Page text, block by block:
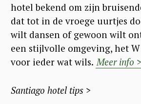
hotel bekend om zijn
dat tot in de vroege uurtjes
wilt dansen of gewoon wilt
een stijlvolle omgeving, het
voor ieder wat wils. Meer info >
Santiago hotel tips >